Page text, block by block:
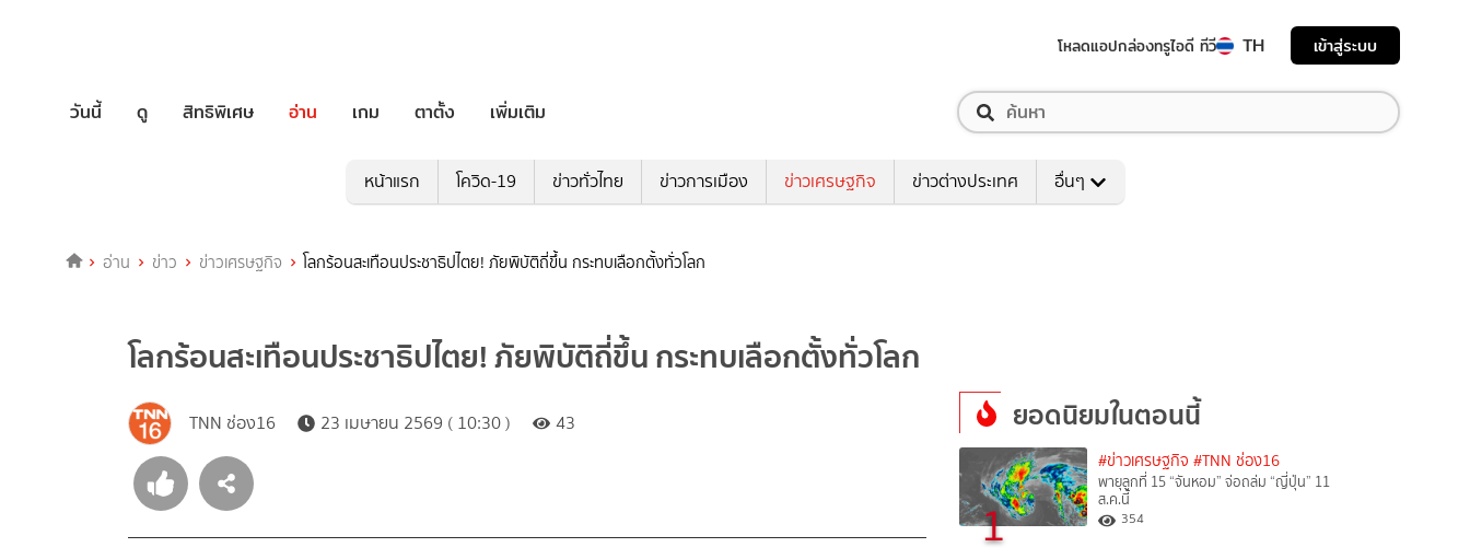
โหลดแอปกล่องทรูไอดี ทีวี TH เข้าสู่ระบบ
วันนี้ ดู สิทธิพิเศษ อ่าน เกม ตาตั้ง เพิ่มเติม
หน้าแรก โควิด-19 ข่าวทั่วไทย ข่าวการเมือง ข่าวเศรษฐกิจ ข่าวต่างประเทศ อื่นๆ
อ่าน ข่าว ข่าวเศรษฐกิจ โลกร้อนสะเทือนประชาธิปไตย! ภัยพิบัติถี่ขึ้น กระทบเลือกตั้งทั่วโลก
โลกร้อนสะเทือนประชาธิปไตย! ภัยพิบัติถี่ขึ้น กระทบเลือกตั้งทั่วโลก
TNN ช่อง16 23 เมษายน 2569 ( 10:30 ) 43 ยอดนิยมในตอนนี้
1
#ข่าวเศรษฐกิจ #TNN ช่อง16
พายุลูกที่ 15 “จันหอม” จ่อถล่ม “ญี่ปุ่น” 11
ส.ค.นี้
354